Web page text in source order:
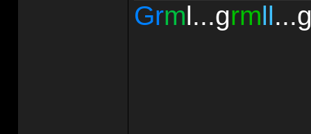
Grml...grmll